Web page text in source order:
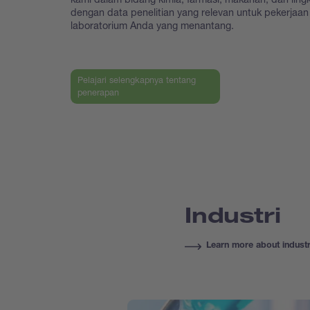
dengan data penelitian yang relevan untuk pekerjaan
laboratorium Anda yang menantang.
Pelajari selengkapnya tentang
penerapan
Industri
Learn more about